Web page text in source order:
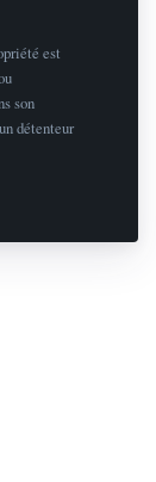
est
son
détenteur